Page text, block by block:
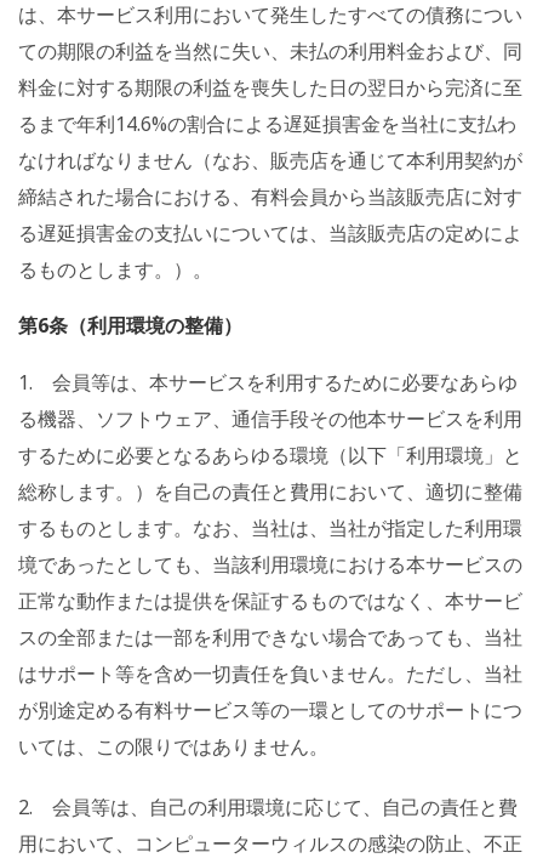
は、本サービス利用において発生したすべての債務につい
ての期限の利益を当然に失い、未払の利用料金および、同
料金に対する期限の利益を喪失した日の翌日から完済に至
るまで年利14.6%の割合による遅延損害金を当社に支払わ
なければなりません（なお、販売店を通じて本利用契約が
締結された場合における、有料会員から当該販売店に対す
る遅延損害金の支払いについては、当該販売店の定めによ
るものとします。）。
第6条（利用環境の整備）
1. 会員等は、本サービスを利用するために必要なあらゆ
る機器、ソフトウェア、通信手段その他本サービスを利用
するために必要となるあらゆる環境（以下「利用環境」と
総称します。）を自己の責任と費用において、適切に整備
するものとします。なお、当社は、当社が指定した利用環
境であったとしても、当該利用環境における本サービスの
正常な動作または提供を保証するものではなく、本サービ
スの全部または一部を利用できない場合であっても、当社
はサポート等を含め一切責任を負いません。ただし、当社
が別途定める有料サービス等の一環としてのサポートにつ
いては、この限りではありません。
2. 会員等は、自己の利用環境に応じて、自己の責任と費
用において、コンピューターウィルスの感染の防止、不正